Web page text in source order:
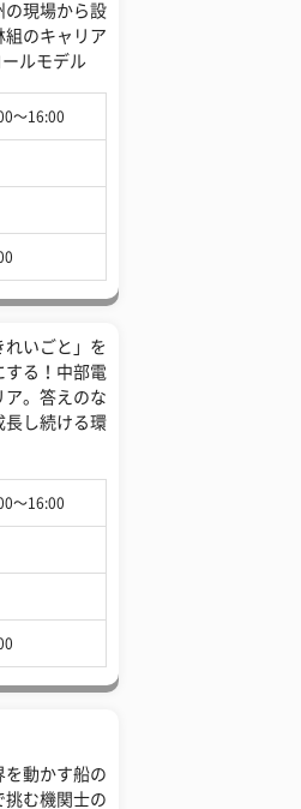
の現場から設
組のキャリア
ルモデル
〜16:00
れいごと」を
する！中部電
ア。答えのな
長し続ける環
〜16:00
を動かす船の
挑む機関士の